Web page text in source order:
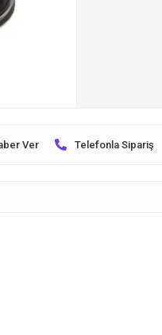
Ver Telefonla Sipariş